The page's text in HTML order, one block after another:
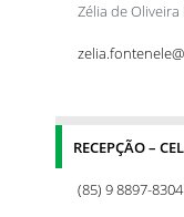
Zélia de
RECEPÇÃO –
(85) 9 8897-8304